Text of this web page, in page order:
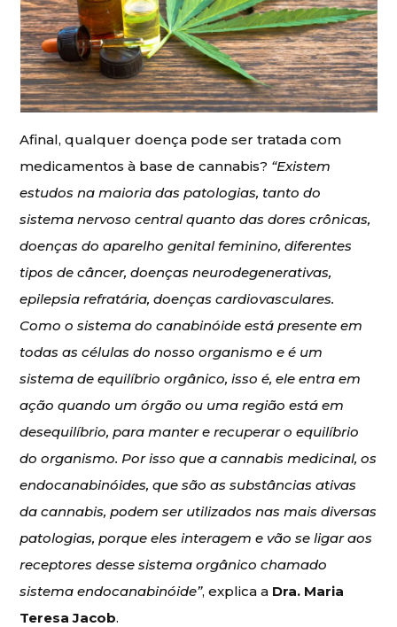
Afinal, qualquer doença pode ser tratada com
medicamentos à base de cannabis? “Existem
estudos na maioria das patologias, tanto do
sistema nervoso central quanto das dores crônicas,
doenças do aparelho genital feminino, diferentes
tipos de câncer, doenças neurodegenerativas,
epilepsia refratária, doenças cardiovasculares.
Como o sistema do canabinóide está presente em
todas as células do nosso organismo e é um
sistema de equilíbrio orgânico, isso é, ele entra em
ação quando um órgão ou uma região está em
desequilíbrio, para manter e recuperar o equilíbrio
do organismo. Por isso que a cannabis medicinal, os
endocanabinóides, que são as substâncias ativas
da cannabis, podem ser utilizados nas mais diversas
patologias, porque eles interagem e vão se ligar aos
receptores desse sistema orgânico chamado
sistema endocanabinóide”, explica a Dra. Maria
Teresa Jacob.